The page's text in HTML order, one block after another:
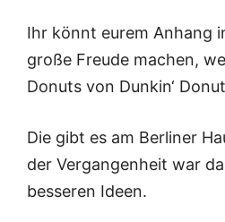
Ihr könnt eurem Anhang
große Freude machen,
Donuts von Dunkin‘
Die gibt es am Berliner
der Vergangenheit war
besseren Ideen.